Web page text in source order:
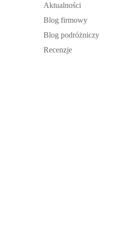
Aktualności
Blog firmowy
Blog podróżniczy
Recenzje